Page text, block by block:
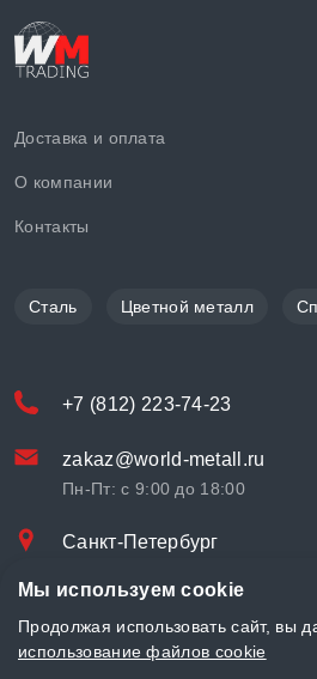
Доставка и оплата
О компании
Контакты
Сталь Цветной металл
+7 (812) 223-74-23
zakaz@world-metall.ru
Пн-Пт: с 9:00 до 18:00
Санкт-Петербург
© «World Metall» 2025, Разработка и
"LCAgency"
Мы используем cookie
Продолжая использовать сайт, вы
использование файлов cookie